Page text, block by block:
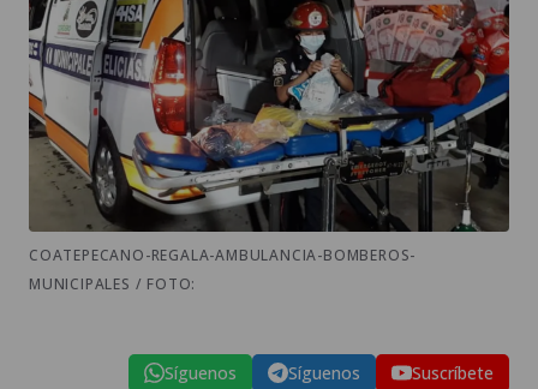
COATEPECANO-REGALA-AMBULANCIA-BOMBEROS-
MUNICIPALES / FOTO:
Síguenos Síguenos Suscríbete